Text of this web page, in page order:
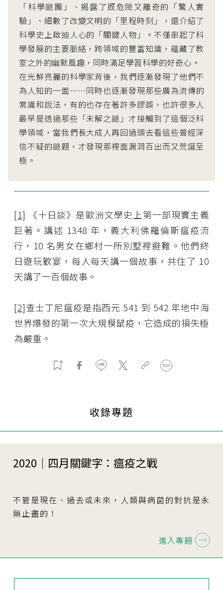
「科學謎團」、揭露了既危險又離奇的「驚人實
驗」、細數了改變文明的「里程時刻」，還介紹了
科學史上啟迪人心的「關鍵人物」。不僅串起了科
學發展的主要脈絡，跨領域的豐富知識，蘊藏了教
室之外的幽默風趣，同時滿足學習科學的好奇心。
在光鮮亮麗的科學家背後，我們逐漸發現了他們不
為人知的一面……同時也逐漸發現那些廣為流傳的
常識和說法，有的也存在著許多謬誤，也許很多人
最早是透過那些「未解之謎」才接觸到了這個泛科
學領域，當我們長大成人再回過頭去看這些曾經深
信不疑的謎題，才發現那裡面漏洞百出而又荒誕至
極。
[1] 《十日談》是歐洲文學史上第一部現實主義
巨著。講述 1348 年，義大利佛羅倫斯瘟疫流
行，10 名男女在鄉村一所別墅裡避難。他們終
日遊玩歡宴，每人每天講一個故事，共住了 10
天講了一百個故事。
[2]查士丁尼瘟疫是指西元 541 到 542 年地中海
世界爆發的第一次大規模鼠疫，它造成的損失極
為嚴重。
收錄專題
2020｜四月關鍵字：瘟疫之戰
不管是現在、過去或未來，人類與病菌的對抗是永
無止盡的！
進入專題